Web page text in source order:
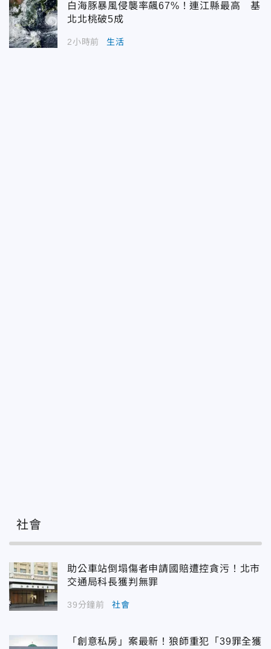
白海豚暴風侵襲率飆67%！連江縣最高 基
北北桃破5成
2小時前 生活
社會
助公車站倒塌傷者申請國賠遭控貪污！北市
交通局科長獲判無罪
39分鐘前 社會
「創意私房」案最新！狼師重犯「39罪全獲